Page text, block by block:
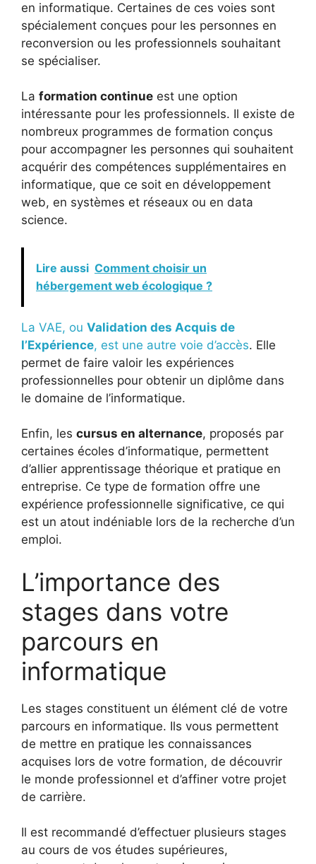
en informatique. Certaines de ces voies sont
spécialement conçues pour les personnes en
reconversion ou les professionnels souhaitant
se spécialiser.
La formation continue est une option
intéressante pour les professionnels. Il existe de
nombreux programmes de formation conçus
pour accompagner les personnes qui souhaitent
acquérir des compétences supplémentaires en
informatique, que ce soit en développement
web, en systèmes et réseaux ou en data
science.
Lire aussi Comment choisir un
hébergement web écologique ?
La VAE, ou Validation des Acquis de
l’Expérience, est une autre voie d’accès. Elle
permet de faire valoir les expériences
professionnelles pour obtenir un diplôme dans
le domaine de l’informatique.
Enfin, les cursus en alternance, proposés par
certaines écoles d’informatique, permettent
d’allier apprentissage théorique et pratique en
entreprise. Ce type de formation offre une
expérience professionnelle significative, ce qui
est un atout indéniable lors de la recherche d’un
emploi.
L’importance des
stages dans votre
parcours en
informatique
Les stages constituent un élément clé de votre
parcours en informatique. Ils vous permettent
de mettre en pratique les connaissances
acquises lors de votre formation, de découvrir
le monde professionnel et d’affiner votre projet
de carrière.
Il est recommandé d’effectuer plusieurs stages
au cours de vos études supérieures,